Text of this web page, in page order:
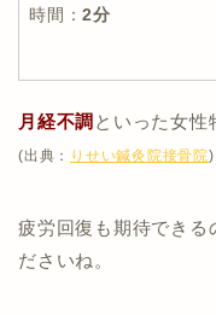
時間：2分
月経不調 といった女
(出典： りせい鍼灸院接骨院)
疲労回復も期待できる
ださいね。